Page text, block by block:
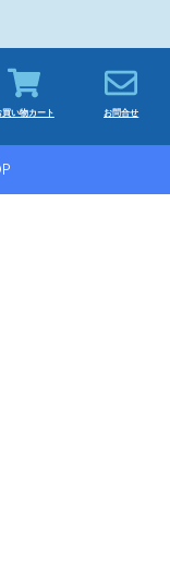
買い物カート お問合せ